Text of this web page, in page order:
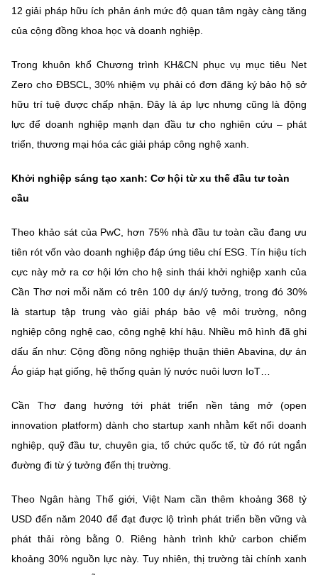
12 giải pháp hữu ích phản ánh mức độ quan tâm ngày càng tăng
của cộng đồng khoa học và doanh nghiệp.
Trong khuôn khổ Chương trình KH&CN phục vụ mục tiêu Net
Zero cho ĐBSCL, 30% nhiệm vụ phải có đơn đăng ký bảo hộ sở
hữu trí tuệ được chấp nhận. Đây là áp lực nhưng cũng là động
lực để doanh nghiệp mạnh dạn đầu tư cho nghiên cứu – phát
triển, thương mại hóa các giải pháp công nghệ xanh.
Khởi nghiệp sáng tạo xanh: Cơ hội từ xu thế đầu tư toàn
cầu
Theo khảo sát của PwC, hơn 75% nhà đầu tư toàn cầu đang ưu
tiên rót vốn vào doanh nghiệp đáp ứng tiêu chí ESG. Tín hiệu tích
cực này mở ra cơ hội lớn cho hệ sinh thái khởi nghiệp xanh của
Cần Thơ nơi mỗi năm có trên 100 dự án/ý tưởng, trong đó 30%
là startup tập trung vào giải pháp bảo vệ môi trường, nông
nghiệp công nghệ cao, công nghệ khí hậu. Nhiều mô hình đã ghi
dấu ấn như: Cộng đồng nông nghiệp thuận thiên Abavina, dự án
Áo giáp hạt giống, hệ thống quản lý nước nuôi lươn IoT…
Cần Thơ đang hướng tới phát triển nền tảng mở (open
innovation platform) dành cho startup xanh nhằm kết nối doanh
nghiệp, quỹ đầu tư, chuyên gia, tổ chức quốc tế, từ đó rút ngắn
đường đi từ ý tưởng đến thị trường.
Theo Ngân hàng Thế giới, Việt Nam cần thêm khoảng 368 tỷ
USD đến năm 2040 để đạt được lộ trình phát triển bền vững và
phát thải ròng bằng 0. Riêng hành trình khử carbon chiếm
khoảng 30% nguồn lực này. Tuy nhiên, thị trường tài chính xanh